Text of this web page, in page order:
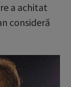
a achitat
consideră